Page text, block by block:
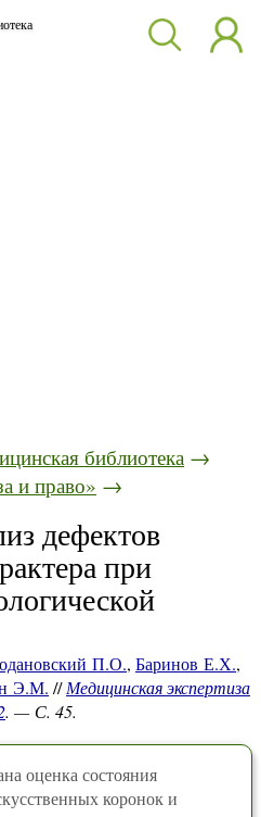
библиотека →
и право» →
дефектов
при
П.О., Баринов Е.Х.,
Э.М. //Медицинская экспертиза
. — С. 45.
оценка состояния
коронок и